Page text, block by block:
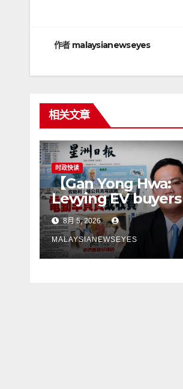
导
作者 malaysianewseyes
相关文章
时政快读
【Gan Yong Hwa:
Levying EV buyers
to fund charging
stations puts the
cart before the
horseGovernment
8月 5, 2026
MALAYSIANEWSEYES